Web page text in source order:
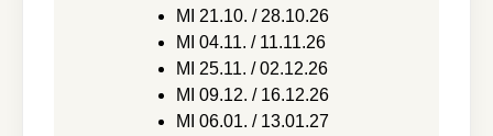
MI 21.10. / 28.10.26
MI 04.11. / 11.11.26
MI 25.11. / 02.12.26
MI 09.12. / 16.12.26
MI 06.01. / 13.01.27